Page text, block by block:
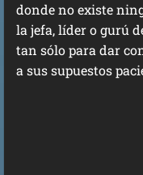
donde no existe
la jefa, líder o gurú
tan sólo para dar
a sus supuestos